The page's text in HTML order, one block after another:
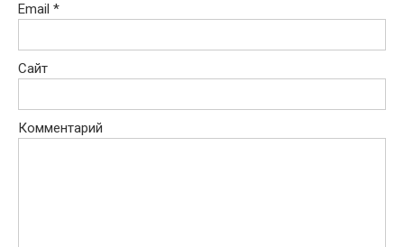
Email *
Сайт
Комментарий